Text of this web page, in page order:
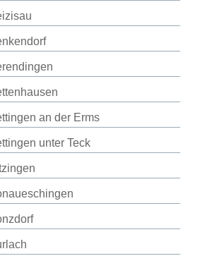
an der Erms
unter Teck